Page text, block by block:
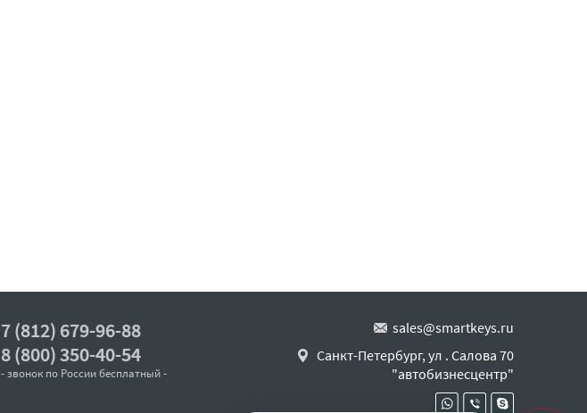
7 (812) 679-96-88
8 (800) 350-40-54
- звонок по России бесплатный -
sales@smartkeys.ru
Санкт-Петербург, ул . Салова 70
"автобизнесцентр"